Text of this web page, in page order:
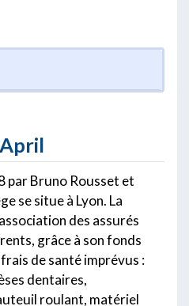
par Bruno Rousset et
se situe à Lyon. La
des assurés
grâce à son fonds
de santé imprévus :
dentaires,
roulant, matériel